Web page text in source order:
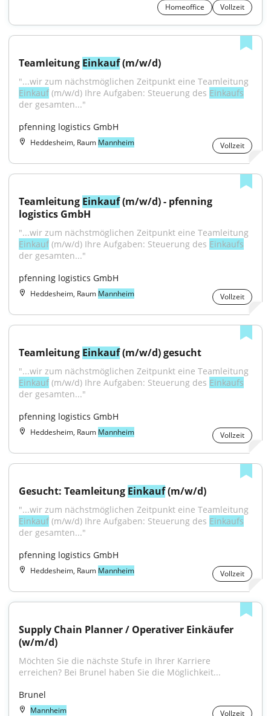
Homeoffice
Vollzeit
Teamleitung Einkauf (m/w/d)
Einkauf (m/w/d) Ihre Aufgaben: Steuerung des Einkaufs
der gesamten..."
pfenning logistics GmbH
Heddesheim, Raum Mannheim Vollzeit
Teamleitung Einkauf (m/w/d) - pfenning
logistics GmbH
Einkauf (m/w/d) Ihre Aufgaben: Steuerung des Einkaufs
der gesamten..."
pfenning logistics GmbH
Heddesheim, Raum Mannheim Vollzeit
Teamleitung Einkauf (m/w/d) gesucht
Einkauf (m/w/d) Ihre Aufgaben: Steuerung des Einkaufs
der gesamten..."
pfenning logistics GmbH
Heddesheim, Raum Mannheim Vollzeit
Gesucht: Teamleitung Einkauf (m/w/d)
Einkauf (m/w/d) Ihre Aufgaben: Steuerung des Einkaufs
der gesamten..."
pfenning logistics GmbH
Heddesheim, Raum Mannheim Vollzeit
Supply Chain Planner / Operativer Einkäufer
(w/m/d)
Möchten Sie die nächste Stufe in Ihrer Karriere
erreichen? Bei Brunel haben Sie die Möglichkeit...
Brunel
Mannheim Vollzeit